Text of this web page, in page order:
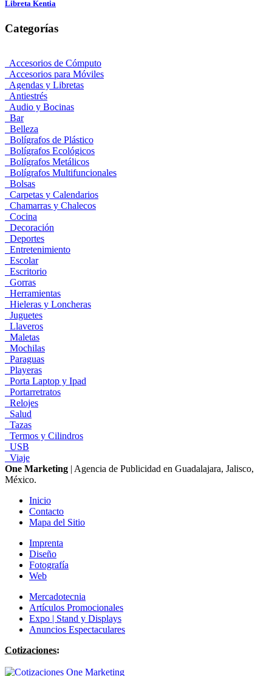
Libreta Kentia
Categorías
Accesorios de Cómputo
Accesorios para Móviles
Agendas y Libretas
Antiestrés
Audio y Bocinas
Bar
Belleza
Bolígrafos de Plástico
Bolígrafos Ecológicos
Bolígrafos Metálicos
Bolígrafos Multifuncionales
Bolsas
Carpetas y Calendarios
Chamarras y Chalecos
Cocina
Decoración
Deportes
Entretenimiento
Escolar
Escritorio
Gorras
Herramientas
Hieleras y Loncheras
Juguetes
Llaveros
Maletas
Mochilas
Paraguas
Playeras
Porta Laptop y Ipad
Portarretratos
Relojes
Salud
Tazas
Termos y Cilindros
USB
Viaje
One Marketing | Agencia de Publicidad en Guadalajara, Jalisco,
México.
Inicio
Contacto
Mapa del Sitio
Imprenta
Diseño
Fotografía
Web
Mercadotecnia
Artículos Promocionales
Expo | Stand y Displays
Anuncios Espectaculares
Cotizaciones: